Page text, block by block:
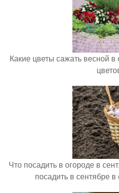
Какие цветы сажать весной
Что посадить в огороде в
посадить в сентябре